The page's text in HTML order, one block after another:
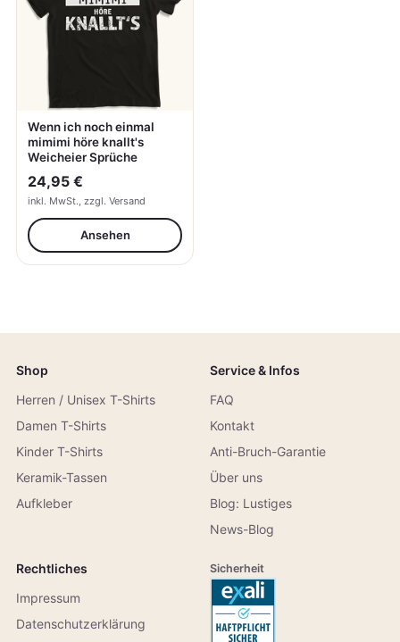
Wenn ich noch einmal
mimimi höre knallt's
Weicheier Sprüche
24,95 €
inkl. MwSt., zzgl. Versand
Ansehen
Shop
Herren / Unisex T-Shirts
Damen T-Shirts
Kinder T-Shirts
Keramik-Tassen
Aufkleber
Service & Infos
FAQ
Kontakt
Anti-Bruch-Garantie
Über uns
Blog: Lustiges
News-Blog
Rechtliches
Impressum
Datenschutzerklärung
Sicherheit